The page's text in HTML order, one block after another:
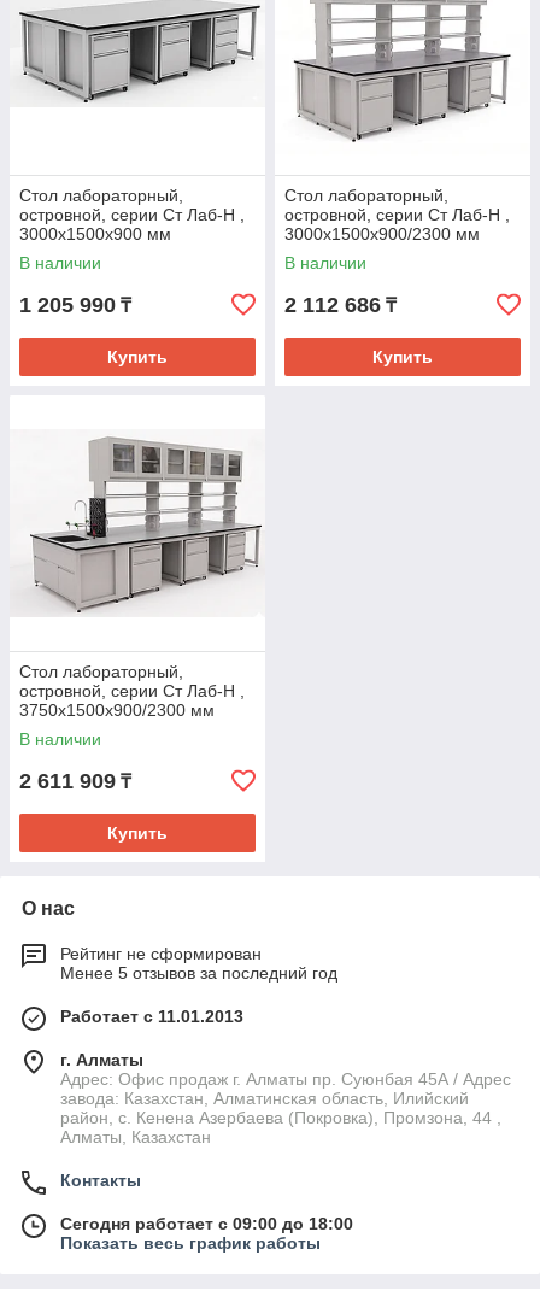
Стол лабораторный,
островной, серии Ст Лаб-Н ,
3000х1500х900 мм
(Столешница TRESPA 16 мм)
с мобильной тумбой
В наличии
1 205 990 ₸
Купить
Стол лабораторный,
островной, серии Ст Лаб-Н ,
3000х1500х900/2300 мм
(Столешница TRESPA 16 мм)
с мобильной тумбой, с
В наличии
2 112 686 ₸
Купить
Стол лабораторный,
островной, серии Ст Лаб-Н ,
3750х1500х900/2300 мм
(Столешница TRESPA 16 мм)
с тумбой, с надставкой, с
В наличии
2 611 909 ₸
Купить
О нас
Рейтинг не сформирован
Менее 5 отзывов за последний год
Работает с 11.01.2013
г. Алматы
Адрес: Офис продаж г. Алматы пр. Суюнбая 45А / Адрес
завода: Казахстан, Алматинская область, Илийский
район, ​с. Кенена Азербаева (Покровка), Промзона, 44​ ,
Алматы, Казахстан
Контакты
Сегодня работает с 09:00 до 18:00
Показать весь график работы